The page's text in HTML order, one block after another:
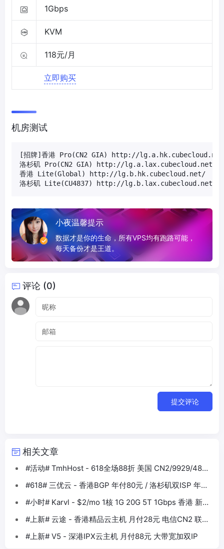
1Gbps
KVM
118元/月
立即购买
机房测试
[招牌]香港 Pro(CN2 GIA) http://
洛杉矶 Pro(CN2 GIA) http://lg.a.lax.cubecloud.net/
香港 Lite(Global) http://lg.b.hk.cubecloud.net/
洛杉矶 Lite(CU4837) http://lg.b.lax.cubecloud.net/
小夜温馨提示
数据才是你的生命，所有VPS均有跑路可能，
每天备份才是王道。
评论 (0)
提交评论
相关文章
#活动# TmhHost - 618全场88折 美国 CN2/9929/4837
#618# 三优云 - 香港BGP 年付80元 / 洛杉矶双ISP 年付
330元
#小时# Karvl - $2/mo 1核 1G 20G 5T 1Gbps 香港 新加
坡 日本 美国
#上新# 云途 - 香港精品云主机 月付28元 电信CN2 联通
10099 移动CMI
#上新# V5 - 深港IPX云主机 月付88元 大带宽加双IP